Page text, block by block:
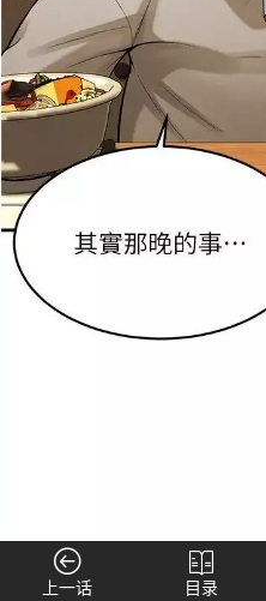
上一话 目录